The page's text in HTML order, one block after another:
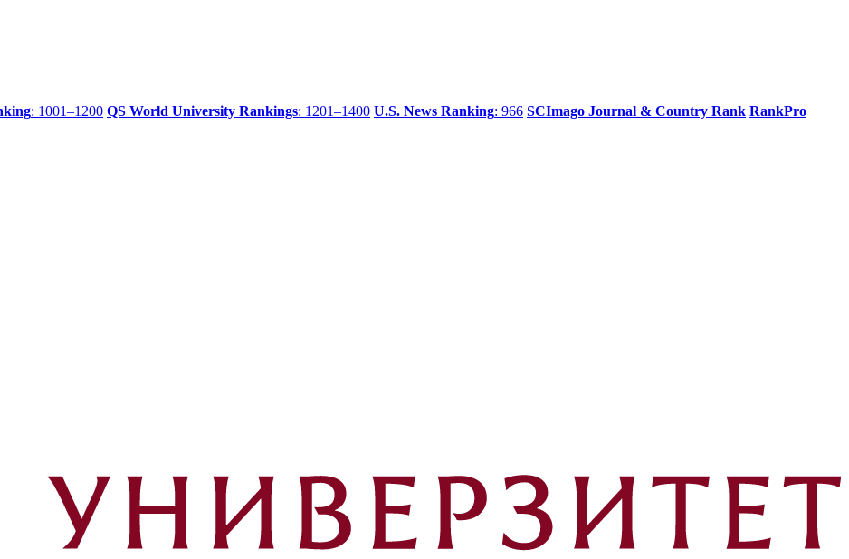
: 1001–1200 QS World University Rankings: 1201–1400 U.S. News Ranking: 966 SCImago Journal & Country Rank RankPro